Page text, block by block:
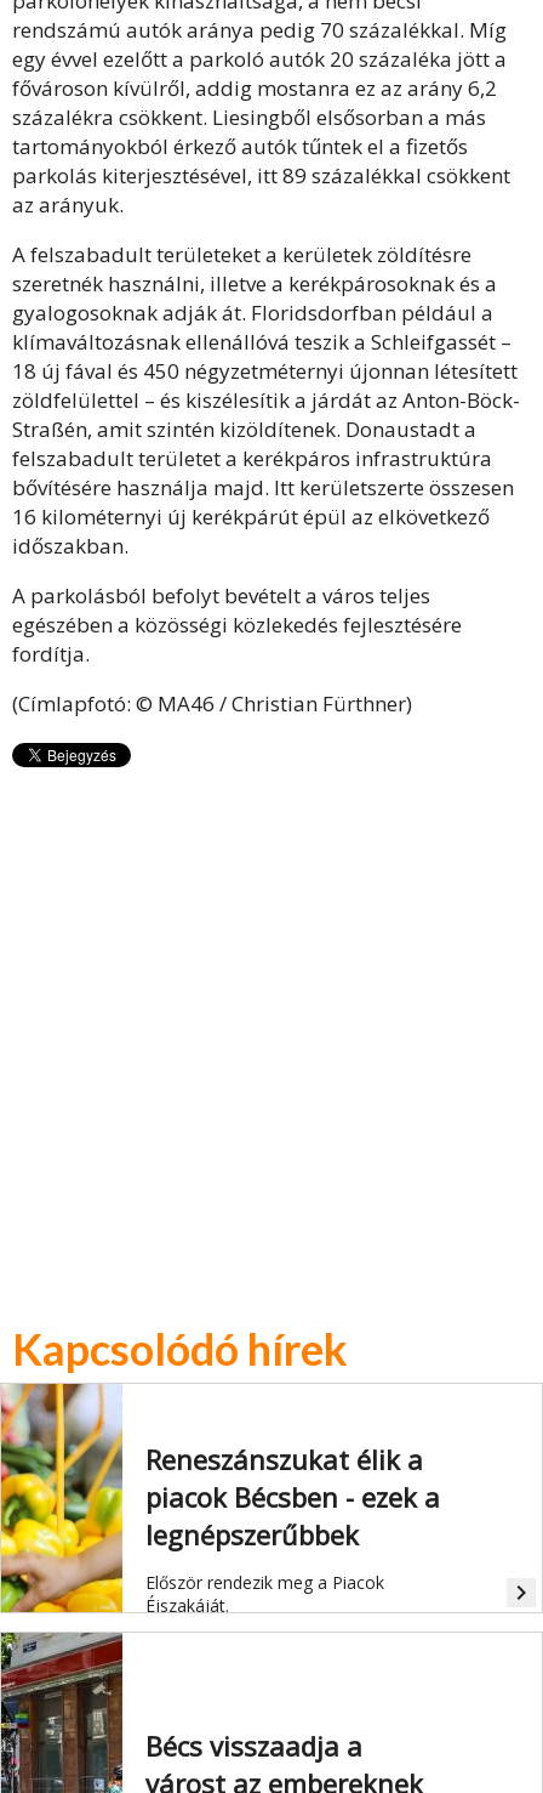
rendszámú autók aránya pedig 70 százalékkal. Míg
egy évvel ezelőtt a parkoló autók 20 százaléka jött a
fővároson kívülről, addig mostanra ez az arány 6,2
százalékra csökkent. Liesingből elsősorban a más
tartományokból érkező autók tűntek el a fizetős
parkolás kiterjesztésével, itt 89 százalékkal csökkent
az arányuk.
A felszabadult területeket a kerületek zöldítésre
szeretnék használni, illetve a kerékpárosoknak és a
gyalogosoknak adják át. Floridsdorfban például a
klímaváltozásnak ellenállóvá teszik a Schleifgassét –
18 új fával és 450 négyzetméternyi újonnan létesített
zöldfelülettel – és kiszélesítik a járdát az Anton-Böck-
Straßén, amit szintén kizöldítenek. Donaustadt a
felszabadult területet a kerékpáros infrastruktúra
bővítésére használja majd. Itt kerületszerte összesen
16 kilométernyi új kerékpárút épül az elkövetkező
időszakban.
A parkolásból befolyt bevételt a város teljes
egészében a közösségi közlekedés fejlesztésére
fordítja.
(Címlapfotó: © MA46 / Christian Fürthner)
Kapcsolódó hírek
Reneszánszukat élik a
piacok Bécsben - ezek a
legnépszerűbbek
Először rendezik meg a Piacok
Éjszakáját.
navigate_next
Bécs visszaadja a
várost az embereknek